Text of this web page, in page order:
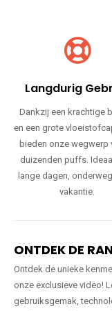
Langdurig
Dankzij een krachtige
en een grote
bieden onze wegwerp
duizenden puffs.
lange dagen,
vakantie.
ONTDEK DE
Ontdek de unieke
onze exclusieve video!
gebruiksgemak,